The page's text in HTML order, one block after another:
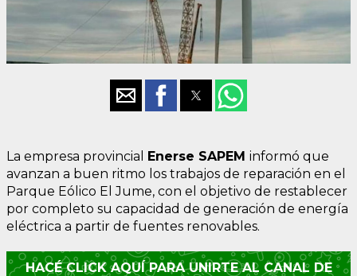
La empresa provincial Enerse SAPEM informó que
avanzan a buen ritmo los trabajos de reparación en el
Parque Eólico El Jume, con el objetivo de restablecer
por completo su capacidad de generación de energía
eléctrica a partir de fuentes renovables.
HACÉ CLICK AQUÍ PARA UNIRTE AL CANAL DE